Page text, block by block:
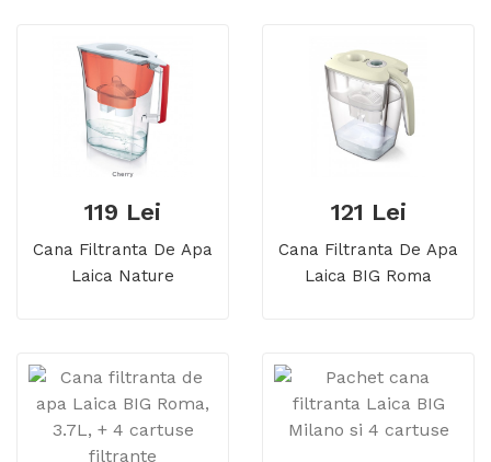
119 Lei
Cana Filtranta De Apa
Laica Nature
121 Lei
Cana Filtranta De Apa
Laica BIG Roma